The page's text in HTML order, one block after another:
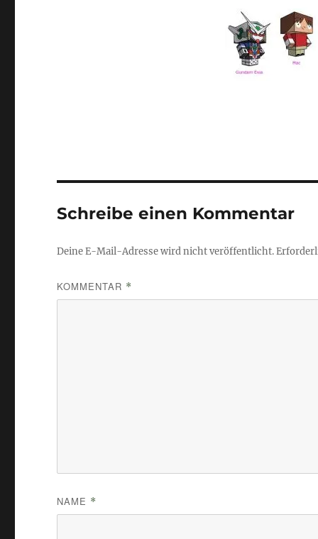
Schreibe einen Kommentar
Deine E-Mail-Adresse wird nicht veröffentlicht.
KOMMENTAR *
NAME *